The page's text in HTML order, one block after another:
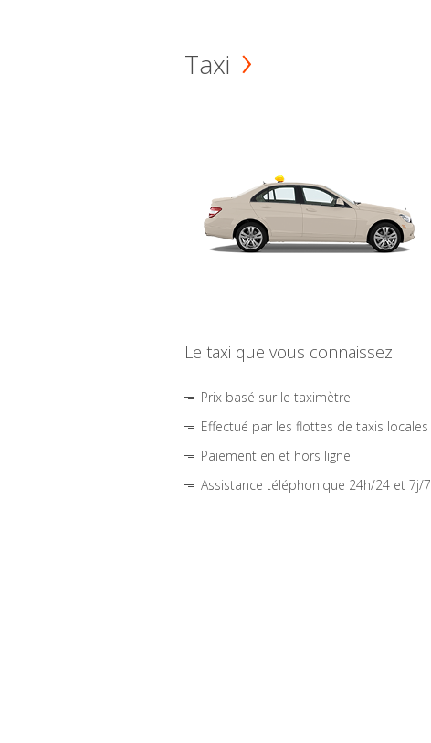
Taxi
Le taxi que vous connaissez
Prix basé sur le taximètre
Effectué par les flottes de taxis locales
Paiement en et hors ligne
Assistance téléphonique 24h/24 et 7j/7